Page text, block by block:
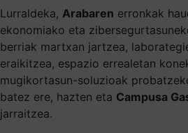
Lurraldeka, Arabaren erronkak
ekonomiako eta
berriak martxan jartzea,
eraikitzea, espazio errealetan
mugikortasun-soluzioak
batez ere, hazten eta Campusa
jarraitzea.